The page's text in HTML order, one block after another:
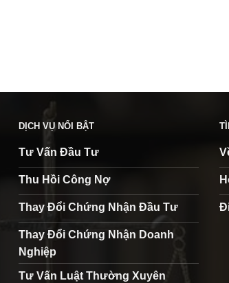
DỊCH VỤ NỔI BẬT
Tư Vấn Đầu Tư
Thu Hồi Công Nợ
Thay Đổi Chứng Nhận Đầu Tư
Thay Đổi Chứng Nhận Doanh
Nghiệp
Tư Vấn Luật Thường Xuyên